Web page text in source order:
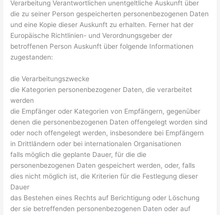
Verarbeitung Verantwortlichen unentgeltliche Auskunft über
die zu seiner Person gespeicherten personenbezogenen Daten
und eine Kopie dieser Auskunft zu erhalten. Ferner hat der
Europäische Richtlinien- und Verordnungsgeber der
betroffenen Person Auskunft über folgende Informationen
zugestanden:
die Verarbeitungszwecke
die Kategorien personenbezogener Daten, die verarbeitet
werden
die Empfänger oder Kategorien von Empfängern, gegenüber
denen die personenbezogenen Daten offengelegt worden sind
oder noch offengelegt werden, insbesondere bei Empfängern
in Drittländern oder bei internationalen Organisationen
falls möglich die geplante Dauer, für die die
personenbezogenen Daten gespeichert werden, oder, falls
dies nicht möglich ist, die Kriterien für die Festlegung dieser
Dauer
das Bestehen eines Rechts auf Berichtigung oder Löschung
der sie betreffenden personenbezogenen Daten oder auf